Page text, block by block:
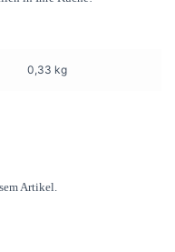
0,33 kg
Artikel.